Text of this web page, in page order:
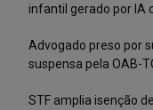
infantil gerado por IA
Advogado preso por
suspensa pela OAB-
STF amplia isenção